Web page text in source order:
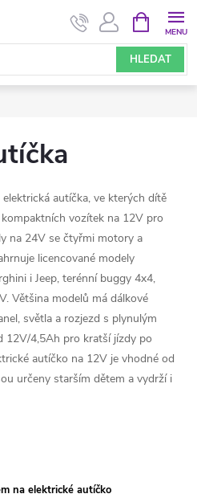
HLEDAT
NÁKUPNÍ
KOŠÍK
autíčka, ve kterých dítě
vozítek na 12V pro
na 24V se čtyřmi motory a
licencované modely
i Jeep, terénní buggy 4x4,
Většina modelů má dálkové
světla a rozjezd s plynulým
12V/4,5Ah pro kratší jízdy po
autíčko na 12V je vhodné od
určeny starším dětem a vydrží i
na elektrické autíčko